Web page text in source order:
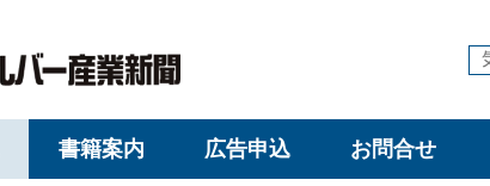
書籍案内 広告申込 お問合せ